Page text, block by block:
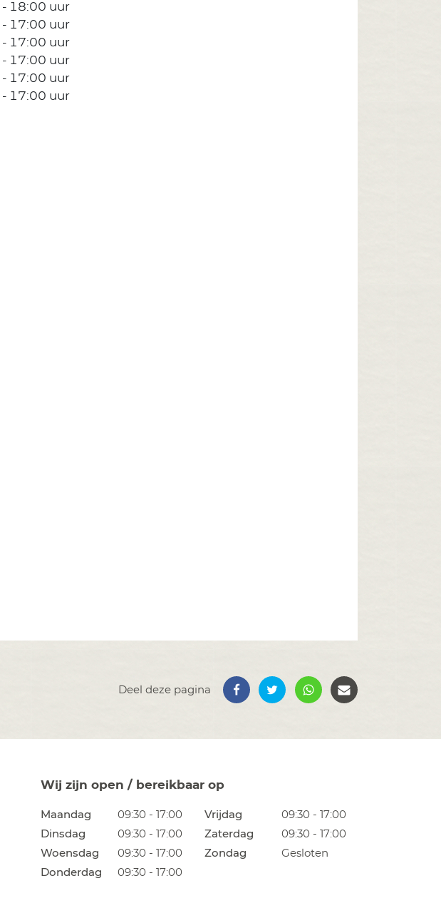
18:00 uur
17:00 uur
17:00 uur
17:00 uur
17:00 uur
17:00 uur
Deel deze pagina
Wij zijn open / bereikbaar op
Maandag
09:30 - 17:00
Dinsdag
09:30 - 17:00
Woensdag
09:30 - 17:00
Donderdag
09:30 - 17:00
Vrijdag
09:30 - 17:00
Zaterdag
09:30 - 17:00
Zondag
Gesloten